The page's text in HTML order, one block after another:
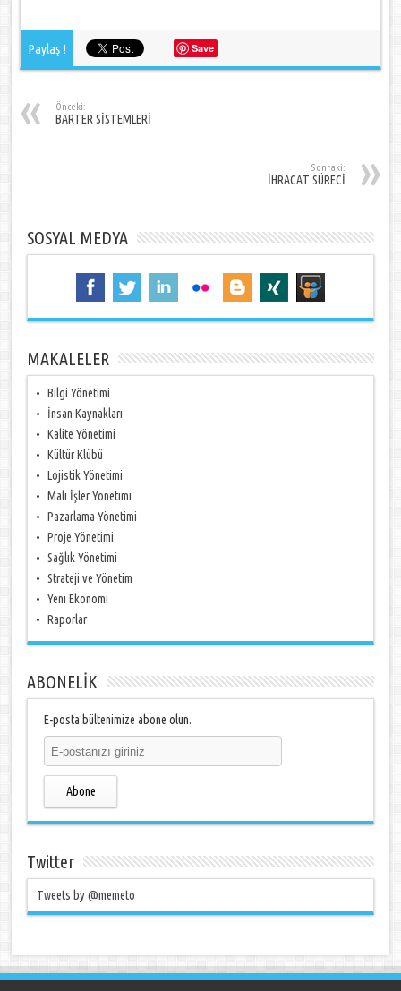
Paylaş ! Save
Önceki:
BARTER SİSTEMLERİ
Sonraki:
İHRACAT SÜRECİ
SOSYAL MEDYA
MAKALELER
Bilgi Yönetimi
İnsan Kaynakları
Kalite Yönetimi
Kültür Klübü
Lojistik Yönetimi
Mali İşler Yönetimi
Pazarlama Yönetimi
Proje Yönetimi
Sağlık Yönetimi
Strateji ve Yönetim
Yeni Ekonomi
Raporlar
ABONELİK
E-posta bültenimize abone olun.
Abone
Twitter
Tweets by @memeto